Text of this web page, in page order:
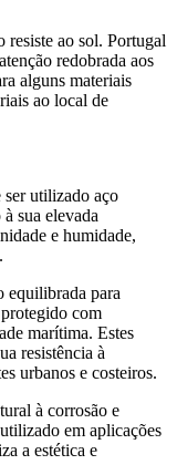
resiste ao sol. Portugal
redobrada aos
alguns materiais
ao local de
ser utilizado aço
sua elevada
e humidade,
equilibrada para
com
marítima. Estes
resistência à
urbanos e costeiros.
à corrosão e
em aplicações
a estética e